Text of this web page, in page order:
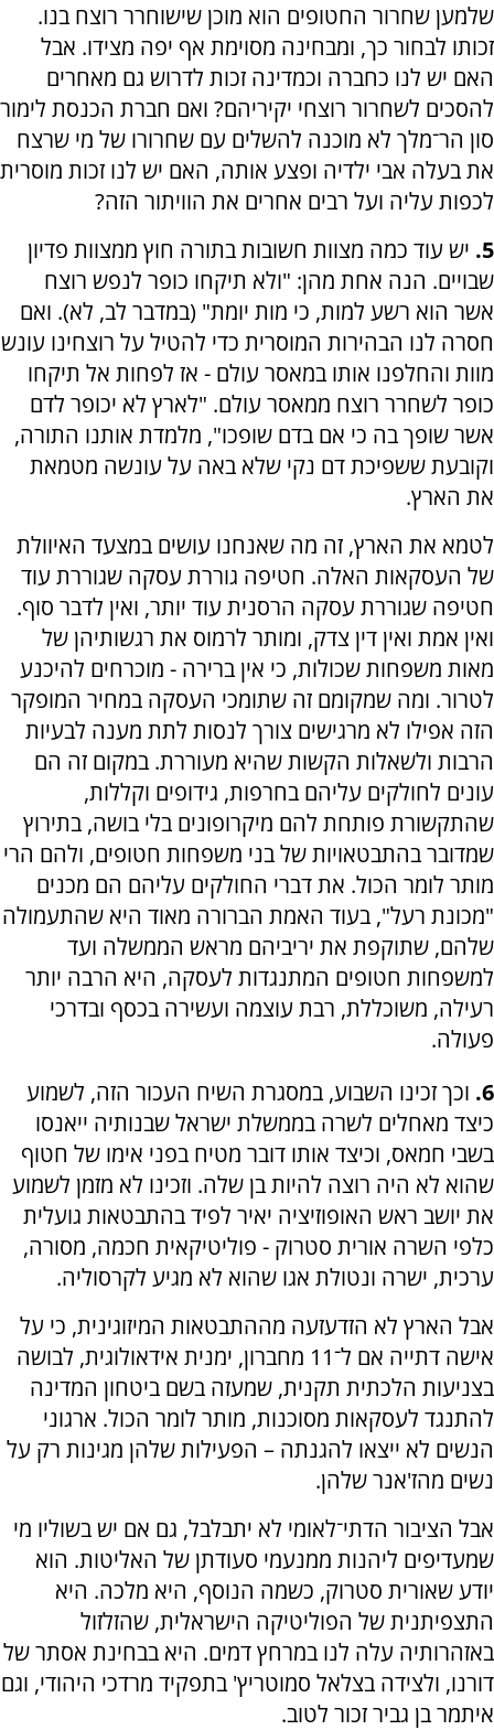
שלמען שחרור החטופים הוא מוכן שישוחרר רוצח בנו.
זכותו לבחור כך, ומבחינה מסוימת אף יפה מצידו. אבל
האם יש לנו כחברה וכמדינה זכות לדרוש גם מאחרים
להסכים לשחרור רוצחי יקיריהם? ואם חברת הכנסת לימור
סון הר־מלך לא מוכנה להשלים עם שחרורו של מי שרצח
את בעלה אבי ילדיה ופצע אותה, האם יש לנו זכות מוסרית
לכפות עליה ועל רבים אחרים את הוויתור הזה?
5. יש עוד כמה מצוות חשובות בתורה חוץ ממצוות פדיון
שבויים. הנה אחת מהן: "ולא תיקחו כופר לנפש רוצח
אשר הוא רשע למות, כי מות יומת" (במדבר לב, לא). ואם
חסרה לנו הבהירות המוסרית כדי להטיל על רוצחינו עונש
מוות והחלפנו אותו במאסר עולם - אז לפחות אל תיקחו
כופר לשחרר רוצח ממאסר עולם. "לארץ לא יכופר לדם
אשר שופך בה כי אם בדם שופכו", מלמדת אותנו התורה,
וקובעת ששפיכת דם נקי שלא באה על עונשה מטמאת
את הארץ.
לטמא את הארץ, זה מה שאנחנו עושים במצעד האיוולת
של העסקאות האלה. חטיפה גוררת עסקה שגוררת עוד
חטיפה שגוררת עסקה הרסנית עוד יותר, ואין לדבר סוף.
ואין אמת ואין דין צדק, ומותר לרמוס את רגשותיהן של
מאות משפחות שכולות, כי אין ברירה - מוכרחים להיכנע
לטרור. ומה שמקומם זה שתומכי העסקה במחיר המופקר
הזה אפילו לא מרגישים צורך לנסות לתת מענה לבעיות
הרבות ולשאלות הקשות שהיא מעוררת. במקום זה הם
עונים לחולקים עליהם בחרפות, גידופים וקללות,
שהתקשורת פותחת להם מיקרופונים בלי בושה, בתירוץ
שמדובר בהתבטאויות של בני משפחות חטופים, ולהם הרי
מותר לומר הכול. את דברי החולקים עליהם הם מכנים
"מכונת רעל", בעוד האמת הברורה מאוד היא שהתעמולה
שלהם, שתוקפת את יריביהם מראש הממשלה ועד
למשפחות חטופים המתנגדות לעסקה, היא הרבה יותר
רעילה, משוכללת, רבת עוצמה ועשירה בכסף ובדרכי
פעולה.
6. וכך זכינו השבוע, במסגרת השיח העכור הזה, לשמוע
כיצד מאחלים לשרה בממשלת ישראל שבנותיה ייאנסו
בשבי חמאס, וכיצד אותו דובר מטיח בפני אימו של חטוף
שהוא לא היה רוצה להיות בן שלה. וזכינו לא מזמן לשמוע
את יושב ראש האופוזיציה יאיר לפיד בהתבטאות גועלית
כלפי השרה אורית סטרוק - פוליטיקאית חכמה, מסורה,
ערכית, ישרה ונטולת אגו שהוא לא מגיע לקרסוליה.
אבל הארץ לא הזדעזעה מההתבטאות המיזוגינית, כי על
אישה דתייה אם ל־11 מחברון, ימנית אידאולוגית, לבושה
בצניעות הלכתית תקנית, שמעזה בשם ביטחון המדינה
להתנגד לעסקאות מסוכנות, מותר לומר הכול. ארגוני
הנשים לא ייצאו להגנתה – הפעילות שלהן מגינות רק על
נשים מהז'אנר שלהן.
אבל הציבור הדתי־לאומי לא יתבלבל, גם אם יש בשוליו מי
שמעדיפים ליהנות ממנעמי סעודתן של האליטות. הוא
יודע שאורית סטרוק, כשמה הנוסף, היא מלכה. היא
התצפיתנית של הפוליטיקה הישראלית, שהזלזול
באזהרותיה עלה לנו במרחץ דמים. היא בבחינת אסתר של
דורנו, ולצידה בצלאל סמוטריץ' בתפקיד מרדכי היהודי, וגם
איתמר בן גביר זכור לטוב.